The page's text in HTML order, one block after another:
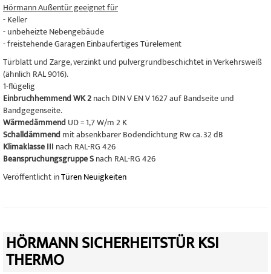
Hörmann Außentür geeignet für
- Keller
- unbeheizte Nebengebäude
- freistehende Garagen Einbaufertiges Türelement
Türblatt und Zarge, verzinkt und pulvergrundbeschichtet in Verkehrsweiß
(ähnlich RAL 9016).
1-flügelig
Einbruchhemmend WK 2nach DIN V EN V 1627 auf Bandseite und
Bandgegenseite.
Wärmedämmend UD = 1,7 W/m 2 K
Schalldämmend mit absenkbarer Bodendichtung Rw ca. 32 dB
Klimaklasse III nach RAL-RG 426
Beanspruchungsgruppe Snach RAL-RG 426
Veröffentlicht inTüren Neuigkeiten
HÖRMANN SICHERHEITSTÜR KSI
THERMO